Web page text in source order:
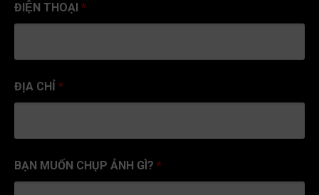
ĐIỆN THOẠI *
ĐỊA CHỈ *
BẠN MUỐN CHỤP ẢNH GÌ? *